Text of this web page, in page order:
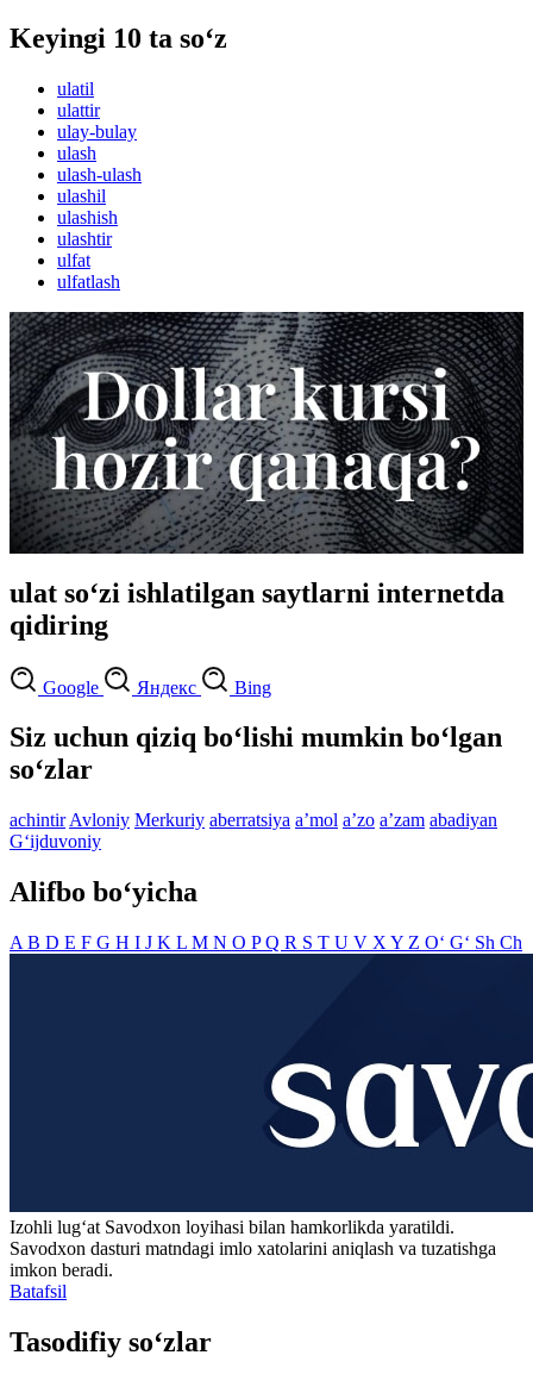
Keyingi 10 ta so‘z
ulatil
ulattir
ulay-bulay
ulash
ulash-ulash
ulashil
ulashish
ulashtir
ulfat
ulfatlash
ulat so‘zi ishlatilgan saytlarni internetda
qidiring
Google Яндекс Bing
Siz uchun qiziq bo‘lishi mumkin bo‘lgan
so‘zlar
achintir Avloniy Merkuriy aberratsiya aʼmol aʼzo aʼzam abadiyan
G‘ijduvoniy
Alifbo bo‘yicha
A B D E F G H I J K L M N O PQ R S T U V X Y Z O‘ G‘ Sh Ch
Izohli lugʻat Savodxon loyihasi bilan hamkorlikda yaratildi.
Savodxon dasturi matndagi imlo xatolarini aniqlash va tuzatishga
imkon beradi.
Batafsil
Tasodifiy so‘zlar